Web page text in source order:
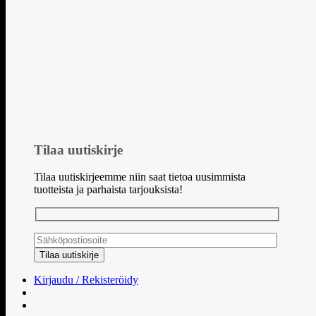
Tilaa uutiskirje
Tilaa uutiskirjeemme niin saat tietoa uusimmista
tuotteista ja parhaista tarjouksista!
Kirjaudu / Rekisteröidy